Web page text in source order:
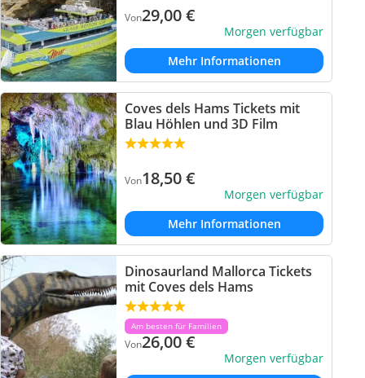
Von29,00€
Morgen verfügbar
Mehr Informationen
Coves dels Hams Tickets mit
Blau Höhlen und 3D Film
Von18,50€
Morgen verfügbar
Mehr Informationen
Dinosaurland Mallorca Tickets
mit Coves dels Hams
Am besten für Familien
Von26,00€
Morgen verfügbar